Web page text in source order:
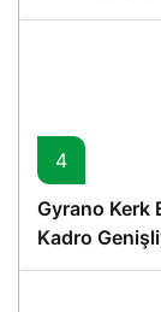
4
Gyrano Kerk
Kadro